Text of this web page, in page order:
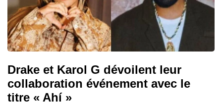
Drake et Karol G dévoilent leur
collaboration événement avec le
titre « Ahí »